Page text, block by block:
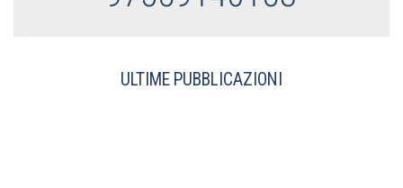
ULTIME PUBBLICAZIONI